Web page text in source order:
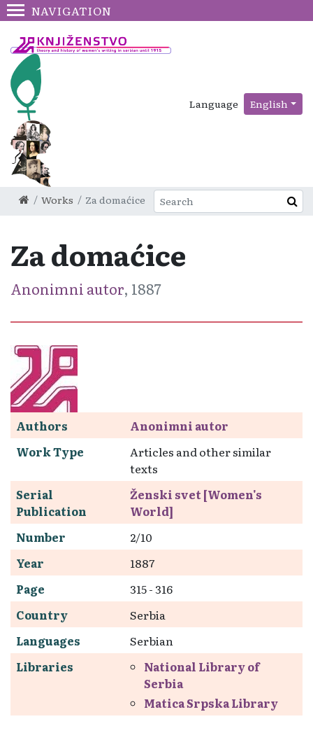
NAVIGATION
Language English
Works Za domaćice
Za domaćice
Anonimni autor, 1887
Authors
Anonimni autor
Work Type
Articles and other similar
texts
Serial
Publication
Ženski svet [Women's
World]
Number
2/10
Year
1887
Page
315 - 316
Country
Serbia
Languages
Serbian
Libraries
National Library of
Serbia
Matica Srpska Library